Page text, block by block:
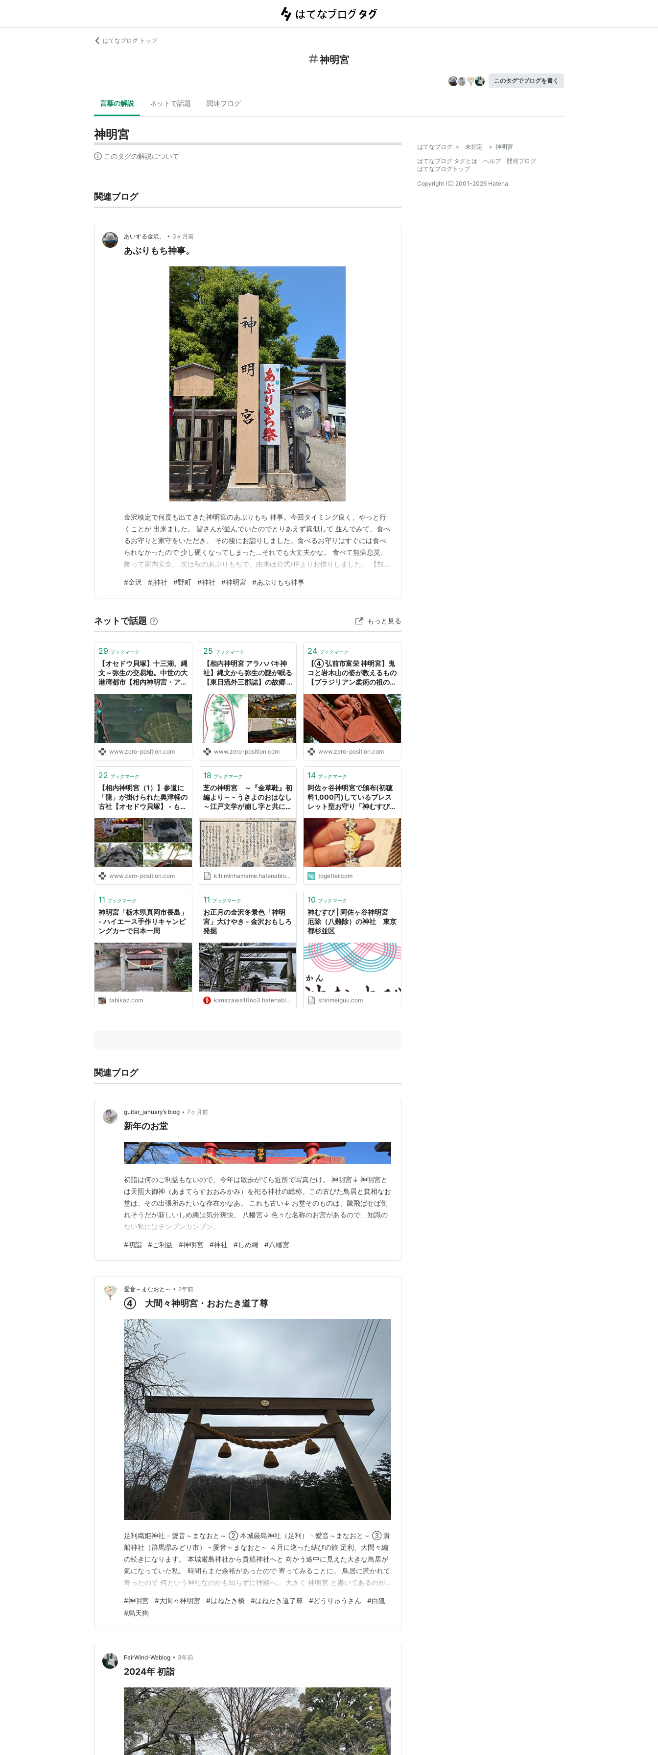
はてなブログ トップ
神明宮
このタグでブログを書く
言葉の解説 ネットで話題 関連ブログ
神明宮
このタグの解説について
関連ブログ
あいする金沢。 • 3ヶ月前
あぶりもち神事。
金沢検定で何度も出てきた神明宮のあぶりもち 神事。今回タイミング良く、やっと行
くことが 出来ました。 皆さんが並んでいたのでとりあえず真似して 並んでみて、食べ
るお守りと家守をいただき、 その後にお詣りしました。食べるお守りはすぐには食べ
られなかったので 少し硬くなってしまった…それでも大丈夫かな。 食べて無病息災、
飾って家内安全。 次は秋のあぶりもちで。由来は公式HPよりお借りしました。 【加賀
祓いの用具)形に串刺しにしたものを飾って“家守（いえもり）”とする一方で、聖火に
あぶったものを食して身体の災厄を免れる信…
#金沢 #j神社 #野町 #神社 #神明宮 #あぶりもち神事
ネットで話題 もっと見る
29 ブックマーク
【オセドウ貝塚】十三湖。縄
文～弥生の交易地。中世の大
港湾都市【相内神明宮・アラ
くりとことだまの国
www.zero-position.com
25 ブックマーク
【相内神明宮 アラハバキ神
社】縄文から弥生の謎が眠る
【東日流外三郡誌】の故郷 -
www.zero-position.com
24 ブックマーク
【④ 弘前市富栄 神明宮】鬼
コと岩木山の姿が教えるもの
【ブラジリアン柔術の祖のお
の国
www.zero-position.com
22 ブックマーク
【相内神明宮（1）】参道に
「龍」が掛けられた奥津軽の
古社【オセドウ貝塚】 - もの
www.zero-position.com
18 ブックマーク
芝の神明宮 ～『金草鞋』初
編より～ - うきよのおはなし
～江戸文学が崩し字と共に楽
kihiminhamame.hatenablog.com
14 ブックマーク
阿佐ヶ谷神明宮で頒布(初穂
料1,000円)しているブレス
レット型お守り「神むすび」
togetter.com
11 ブックマーク
神明宮「栃木県真岡市長島」
- ハイエース手作りキャンピ
ングカーで日本一周
tabikaz.com
11 ブックマーク
お正月の金沢冬景色「神明
宮」大けやき - 金沢おもしろ
発掘
kanazawa10no3.hatenablog.com
10 ブックマーク
神むすび | 阿佐ヶ谷神明宮
厄除（八難除）の神社 東京
都杉並区
shinmeiguu.com
関連ブログ
guitar_january’s blog • 7ヶ月前
新年のお堂
初詣は何のご利益もないので、今年は散歩がてら近所で写真だけ。 神明宮↓ 神明宮と
は天照大御神（あまてらすおおみかみ）を祀る神社の総称。この古びた鳥居と貧相なお
堂は、その出張所みたいな存在かなあ。 これも古い↓ お堂そのものは、蹴飛ばせば倒
れそうだが新しいしめ縄は気分爽快。 八幡宮↓ 色々な名称のお宮があるので、知識の
ない私にはチンプンカンプン。
#初詣 #ご利益 #神明宮 #神社 #しめ縄 #八幡宮
愛音～まなおと～ • 2年前
④ 大間々神明宮・おおたき道了尊
足利織姫神社 - 愛音～まなおと～ ② 本城厳島神社（足利） - 愛音～まなおと～ ③ 貴
船神社（群馬県みどり市） - 愛音～まなおと～ ４月に巡った結びの旅 足利、大間々編
の続きになります。 本城厳島神社から貴船神社へと 向かう途中に見えた大きな鳥居が
氣になっていた私。 時間もまだ余裕があったので 寄ってみることに。 鳥居に惹かれて
寄ったので 何という神社なのかも知らずに拝殿へ。 大きく 神明宮 と書いてあるのが
キリとした空氣の中参拝をして 拝殿左側へと続く道を歩きます。 水の流れる音が響い
ていて 心地よい空…
#神明宮 #大間々神明宮 #はねたき橋 #はねたき道了尊 #どうりゅうさん #白狐
#烏天狗
FairWind-Weblog • 3年前
2024年 初詣
はてなブログ > 未指定 > 神明宮
はてなブログ タグとは
ヘルプ
開発ブログ
はてなブログトップ
Copyright (C) 2001-2026 Hatena.